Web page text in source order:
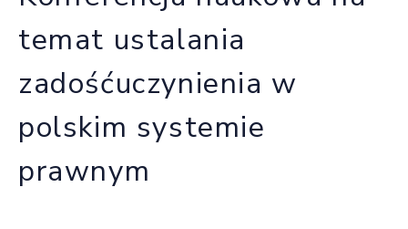
temat ustalania
zadośćuczynienia w
polskim systemie
prawnym